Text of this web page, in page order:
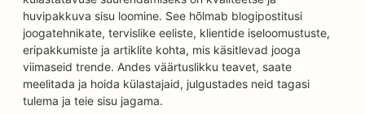
huvipakkuva sisu loomine. See hõlmab blogipostitusi
joogatehnikate, tervislike eeliste, klientide iseloomustuste,
eripakkumiste ja artiklite kohta, mis käsitlevad jooga
viimaseid trende. Andes väärtuslikku teavet, saate
meelitada ja hoida külastajaid, julgustades neid tagasi
tulema ja teie sisu jagama.